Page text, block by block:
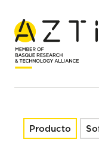
Inicio
Productos
NEAT – Evaluación
Directiva Marco de
Producto